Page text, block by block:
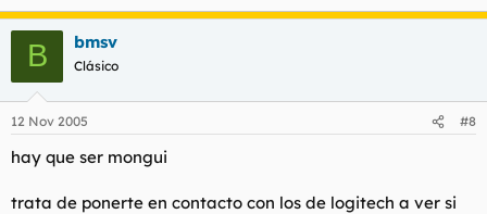
B bmsv
Clásico
12 Nov 2005 #8
hay que ser mongui
trata de ponerte en contacto con los de logitech a ver si